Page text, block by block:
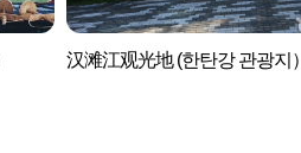
汉滩江观光地 (한탄강 관광지）